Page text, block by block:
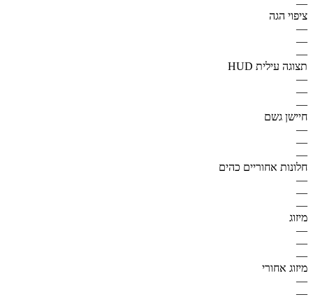
—
ציפוי הגה
—
—
—
תצוגה עילית HUD
—
—
—
חיישן גשם
—
—
—
חלונות אחוריים כהים
—
—
—
מיזוג
—
—
—
מיזוג אחורי
—
—